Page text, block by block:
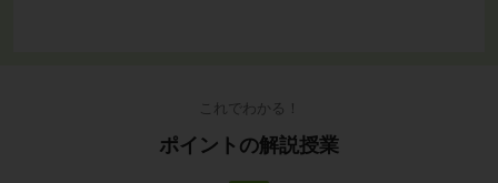
これでわかる！
ポイントの解説授業